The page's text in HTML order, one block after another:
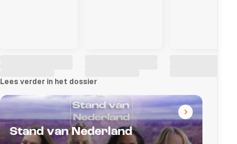
Lees verder in het dossier
Stand van Nederland